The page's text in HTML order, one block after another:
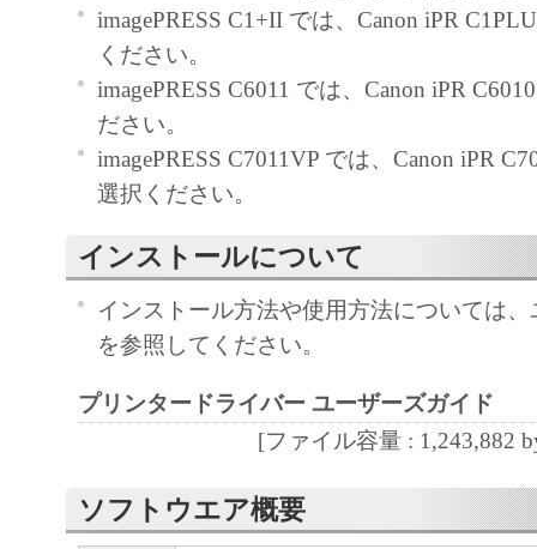
２．制限
(1) お客様は、再使用許諾、譲渡、販売、
くは貸与その他の方法により、第三者に「
ア」を使用させることはできません。
(2) お客様は、「本ソフトウェア」の全部
正、改変、逆コンパイル、逆アセンブル、
エンジニアリング等することはできません
このような行為をさせてはなりません。
３．著作権表示
キヤノンのライセンサーの著作権表示を変
しくは削除してはなりません。
４．所有権
「本ソフトウェア」に係る権原および所有
imagePRESS C1+II では、Canon iPR
ください。
imagePRESS C6011 では、Canon iPR
ださい。
imagePRESS C7011VP では、Canon iPR
選択ください。
インストールについて
インストール方法や使用方法については
を参照してください。
プリンタードライバー ユーザーズガイド
[ファイル容量 : 1,243,882
ソフトウエア概要